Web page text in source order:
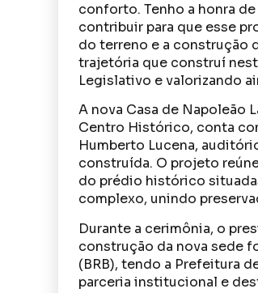
conforto. Tenho a honra
contribuir para que esse
do terreno e a construção
trajetória que construí
Legislativo e valorizando
A nova Casa de Napoleão
Centro Histórico, conta
Humberto Lucena,
construída. O projeto
do prédio histórico
complexo, unindo
Durante a cerimônia, o
construção da nova sede
(BRB), tendo a Prefeitura
parceria institucional e